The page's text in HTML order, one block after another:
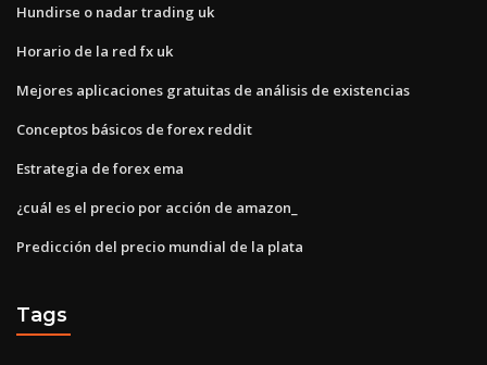
Hundirse o nadar trading uk
Horario de la red fx uk
Mejores aplicaciones gratuitas de análisis de existencias
Conceptos básicos de forex reddit
Estrategia de forex ema
¿cuál es el precio por acción de amazon_
Predicción del precio mundial de la plata
Tags